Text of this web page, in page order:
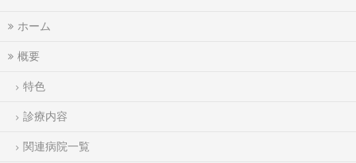
ホーム
概要
特色
診療内容
関連病院一覧